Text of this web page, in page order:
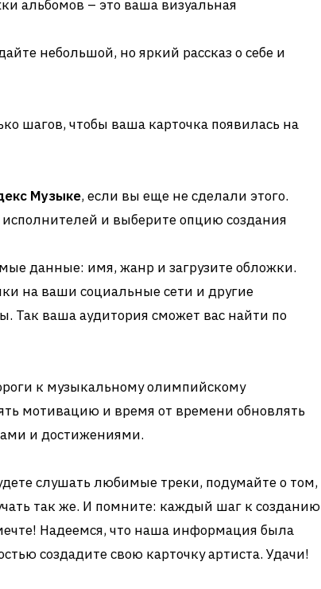
альбомов – это ваша визуальная
небольшой, но яркий рассказ о себе и
шагов, чтобы ваша карточка появилась на
Музыке, если вы еще не сделали этого.
и выберите опцию создания
данные: имя, жанр и загрузите обложки.
на ваши социальные сети и другие
Так ваша аудитория сможет вас найти по
к музыкальному олимпийскому
мотивацию и время от времени обновлять
и достижениями.
слушать любимые треки, подумайте о том,
так же. И помните: каждый шаг к созданию
Надеемся, что наша информация была
создадите свою карточку артиста. Удачи!